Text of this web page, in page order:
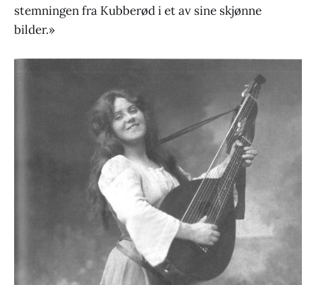
stemningen fra Kubberød i et av sine skjønne
bilder.»